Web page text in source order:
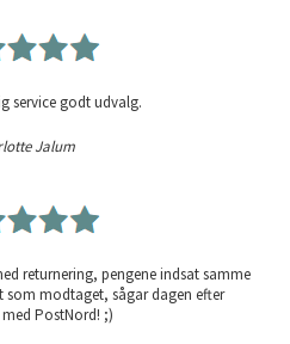
service godt udvalg.
Jalum
returnering, pengene indsat samme
som modtaget, sågar dagen efter
med PostNord! ;)